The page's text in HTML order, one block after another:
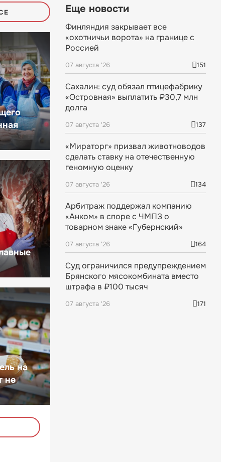
на
не
Еще новости
Финляндия закрывает все
«охотничьи ворота» на границе с
Россией
07 августа '26 151
Сахалин: суд обязал птицефабрику
«Островная» выплатить ₽30,7 млн
долга
07 августа '26 137
«Мираторг» призвал животноводов
сделать ставку на отечественную
геномную оценку
07 августа '26 134
Арбитраж поддержал компанию
«Анком» в споре с ЧМПЗ о
товарном знаке «Губернский»
07 августа '26 164
Суд ограничился предупреждением
Брянского мясокомбината вместо
штрафа в ₽100 тысяч
07 августа '26 171